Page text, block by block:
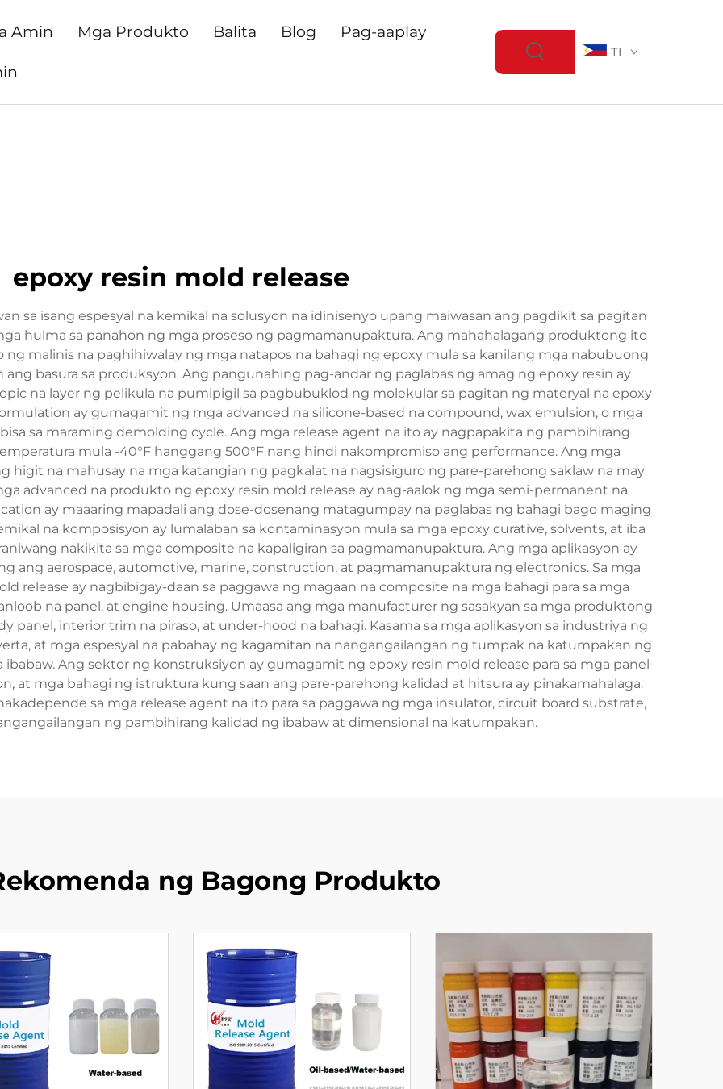
Amin Mga Produkto Balita Blog Pag-aaplay
TL
epoxy resin mold release
sa isang espesyal na kemikal na solusyon na idinisenyo upang maiwasan ang pagdikit sa pagitan
hulma sa panahon ng mga proseso ng pagmamanupaktura. Ang mahahalagang produktong ito
malinis na paghihiwalay ng mga natapos na bahagi ng epoxy mula sa kanilang mga nabubuong
ang basura sa produksyon. Ang pangunahing pag-andar ng paglabas ng amag ng epoxy resin ay
na layer ng pelikula na pumipigil sa pagbubuklod ng molekular sa pagitan ng materyal na epoxy
ay gumagamit ng mga advanced na silicone-based na compound, wax emulsion, o mga
sa maraming demolding cycle. Ang mga release agent na ito ay nagpapakita ng pambihirang
mula -40°F hanggang 500°F nang hindi nakompromiso ang performance. Ang mga
higit na mahusay na mga katangian ng pagkalat na nagsisiguro ng pare-parehong saklaw na may
advanced na produkto ng epoxy resin mold release ay nag-aalok ng mga semi-permanent na
ay maaaring mapadali ang dose-dosenang matagumpay na paglabas ng bahagi bago maging
na komposisyon ay lumalaban sa kontaminasyon mula sa mga epoxy curative, solvents, at iba
nakikita sa mga composite na kapaligiran sa pagmamanupaktura. Ang mga aplikasyon ay
ang aerospace, automotive, marine, construction, at pagmamanupaktura ng electronics. Sa mga
release ay nagbibigay-daan sa paggawa ng magaan na composite na mga bahagi para sa mga
na panel, at engine housing. Umaasa ang mga manufacturer ng sasakyan sa mga produktong
panel, interior trim na piraso, at under-hood na bahagi. Kasama sa mga aplikasyon sa industriya ng
at mga espesyal na pabahay ng kagamitan na nangangailangan ng tumpak na katumpakan ng
Ang sektor ng konstruksiyon ay gumagamit ng epoxy resin mold release para sa mga panel
at mga bahagi ng istruktura kung saan ang pare-parehong kalidad at hitsura ay pinakamahalaga.
sa mga release agent na ito para sa paggawa ng mga insulator, circuit board substrate,
ng pambihirang kalidad ng ibabaw at dimensional na katumpakan.
ng Bagong Produkto